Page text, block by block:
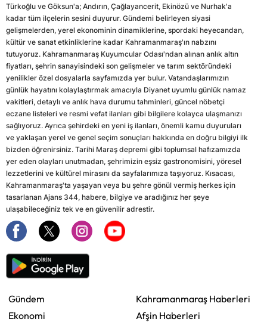
Türkoğlu ve Göksun'a; Andırın, Çağlayancerit, Ekinözü ve Nurhak'a
kadar tüm ilçelerin sesini duyurur. Gündemi belirleyen siyasi
gelişmelerden, yerel ekonominin dinamiklerine, spordaki heyecandan,
kültür ve sanat etkinliklerine kadar Kahramanmaraş'ın nabzını
tutuyoruz. Kahramanmaraş Kuyumcular Odası'ndan alınan anlık altın
fiyatları, şehrin sanayisindeki son gelişmeler ve tarım sektöründeki
yenilikler özel dosyalarla sayfamızda yer bulur. Vatandaşlarımızın
günlük hayatını kolaylaştırmak amacıyla Diyanet uyumlu günlük namaz
vakitleri, detaylı ve anlık hava durumu tahminleri, güncel nöbetçi
eczane listeleri ve resmi vefat ilanları gibi bilgilere kolayca ulaşmanızı
sağlıyoruz. Ayrıca şehirdeki en yeni iş ilanları, önemli kamu duyuruları
ve yaklaşan yerel ve genel seçim sonuçları hakkında en doğru bilgiyi ilk
bizden öğrenirsiniz. Tarihi Maraş depremi gibi toplumsal hafızamızda
yer eden olayları unutmadan, şehrimizin eşsiz gastronomisini, yöresel
lezzetlerini ve kültürel mirasını da sayfalarımıza taşıyoruz. Kısacası,
Kahramanmaraş'ta yaşayan veya bu şehre gönül vermiş herkes için
tasarlanan Ajans 344, habere, bilgiye ve aradığınız her şeye
ulaşabileceğiniz tek ve en güvenilir adrestir.
Gündem
Ekonomi
Kahramanmaraş Haberleri
Afşin Haberleri